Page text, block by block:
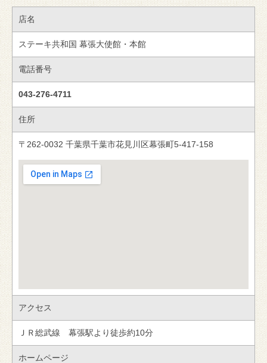
店名
ステーキ共和国 幕張大使館・本館
電話番号
043-276-4711
住所
〒262-0032 千葉県千葉市花見川区幕張町5-417-158
アクセス
ＪＲ総武線 幕張駅より徒歩約10分
ホームページ